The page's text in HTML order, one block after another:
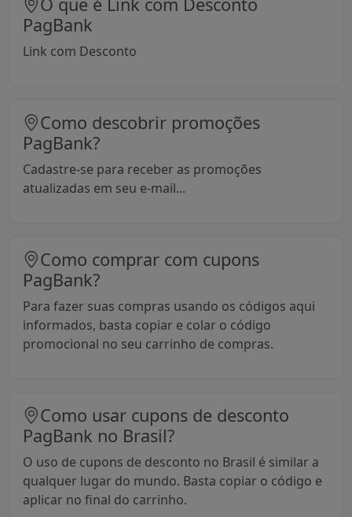
O que é Link com Desconto
PagBank
Link com Desconto
Como descobrir promoções
PagBank?
Cadastre-se para receber as promoções
atualizadas em seu e-mail...
Como comprar com cupons
PagBank?
Para fazer suas compras usando os códigos aqui
informados, basta copiar e colar o código
promocional no seu carrinho de compras.
Como usar cupons de desconto
PagBank no Brasil?
O uso de cupons de desconto no Brasil é similar a
qualquer lugar do mundo. Basta copiar o código e
aplicar no final do carrinho.